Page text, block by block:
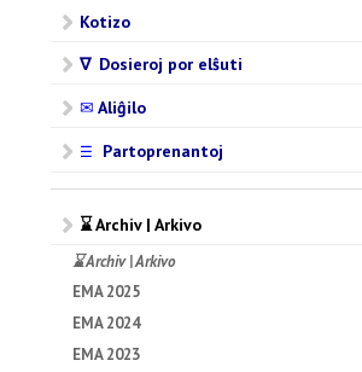
Kotizo
∇ Dosieroj por elŝuti
✉ Aliĝilo
☰ Partoprenantoj
⌛ Archiv | Arkivo
⌛ Archiv | Arkivo
EMA 2025
EMA 2024
EMA 2023